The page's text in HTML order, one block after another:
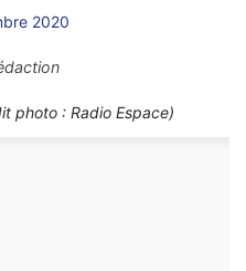
2020
photo : Radio Espace)